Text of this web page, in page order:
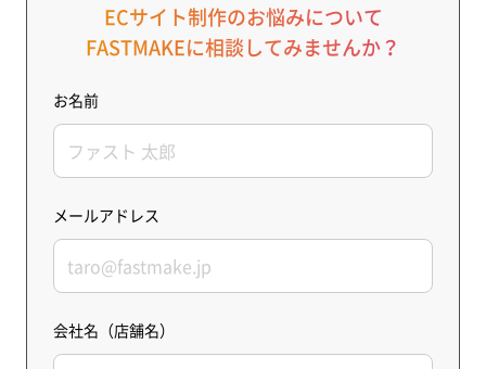
ECサイト制作のお悩みについて
FASTMAKEに相談してみませんか？
お名前
メールアドレス
会社名（店舗名）